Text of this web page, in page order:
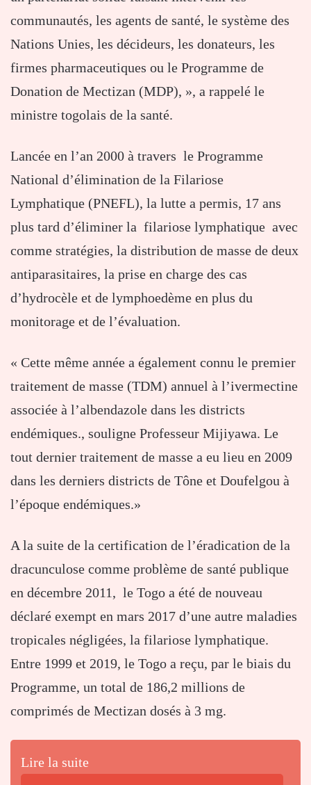
communautés, les agents de santé, le système des
Nations Unies, les décideurs, les donateurs, les
firmes pharmaceutiques ou le Programme de
Donation de Mectizan (MDP), », a rappelé le
ministre togolais de la santé.
Lancée en l’an 2000 à travers le Programme
National d’élimination de la Filariose
Lymphatique (PNEFL), la lutte a permis, 17 ans
plus tard d’éliminer la filariose lymphatique avec
comme stratégies, la distribution de masse de deux
antiparasitaires, la prise en charge des cas
d’hydrocèle et de lymphoedème en plus du
monitorage et de l’évaluation.
« Cette même année a également connu le premier
traitement de masse (TDM) annuel à l’ivermectine
associée à l’albendazole dans les districts
endémiques., souligne Professeur Mijiyawa. Le
tout dernier traitement de masse a eu lieu en 2009
dans les derniers districts de Tône et Doufelgou à
l’époque endémiques.»
A la suite de la certification de l’éradication de la
dracunculose comme problème de santé publique
en décembre 2011, le Togo a été de nouveau
déclaré exempt en mars 2017 d’une autre maladies
tropicales négligées, la filariose lymphatique.
Entre 1999 et 2019, le Togo a reçu, par le biais du
Programme, un total de 186,2 millions de
comprimés de Mectizan dosés à 3 mg.
Lire la suite